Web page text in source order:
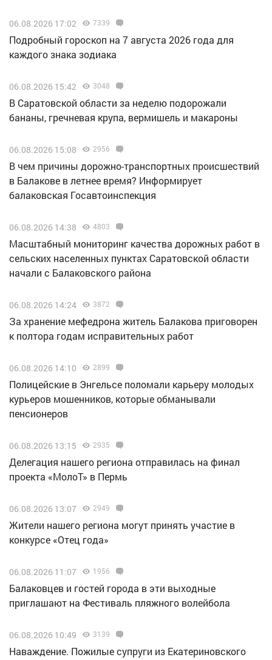
06.08.2026 17:02 7339
Подробный гороскоп на 7 августа 2026 года для
каждого знака зодиака
06.08.2026 15:42 3048
В Саратовской области за неделю подорожали
бананы, гречневая крупа, вермишель и макароны
06.08.2026 15:08 2956
В чем причины дорожно-транспортных происшествий
в Балакове в летнее время? Информирует
балаковская Госавтоинспекция
06.08.2026 14:38 4803
Масштабный мониторинг качества дорожных работ в
сельских населенных пунктах Саратовской области
начали с Балаковского района
06.08.2026 14:24 3872
За хранение мефедрона житель Балакова приговорен
к полтора годам исправительных работ
06.08.2026 14:10 2899
Полицейские в Энгельсе поломали карьеру молодых
курьеров мошенников, которые обманывали
пенсионеров
06.08.2026 13:15 2935
Делегация нашего региона отправилась на финал
проекта «МолоТ» в Пермь
06.08.2026 13:07 2949
Жители нашего региона могут принять участие в
конкурсе «Отец года»
06.08.2026 11:07 1956
Балаковцев и гостей города в эти выходные
приглашают на Фестиваль пляжного волейбола
06.08.2026 10:49 3139
Наваждение. Пожилые супруги из Екатериновского